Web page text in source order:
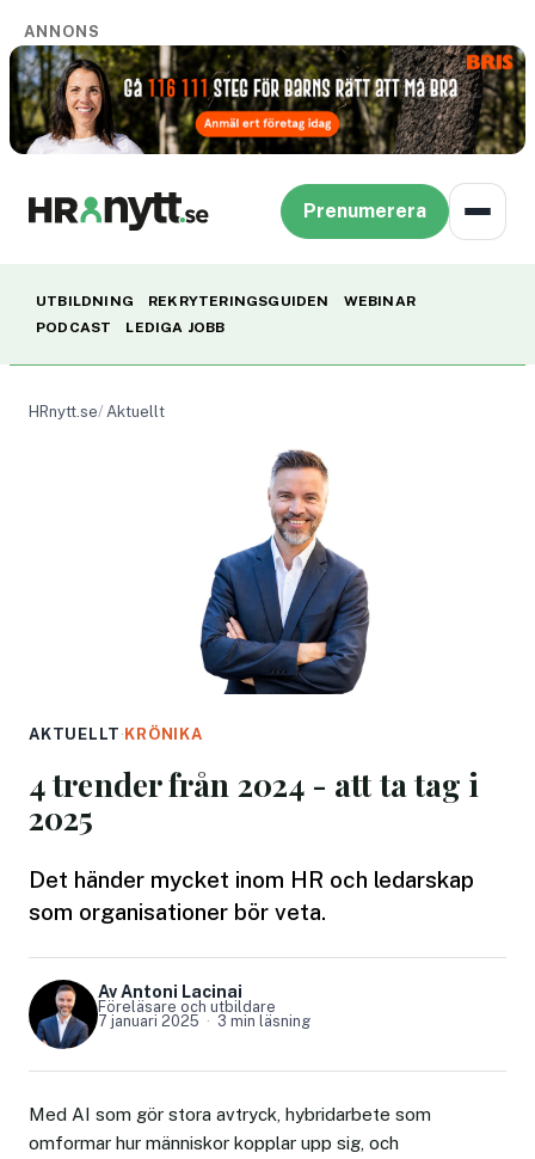
ANNONS
Prenumerera
UTBILDNING REKRYTERINGSGUIDEN
WEBINAR
PODCAST
LEDIGA JOBB
HRnytt.se Aktuellt
AKTUELLT · KRÖNIKA
4 trender från 2024 - att ta tag i
2025
Det händer mycket inom HR och ledarskap
som organisationer bör veta.
Av Antoni Lacinai
Föreläsare och utbildare
7 januari 2025
3 min läsning
Med AI som gör stora avtryck, hybridarbete som
omformar hur människor kopplar upp sig, och